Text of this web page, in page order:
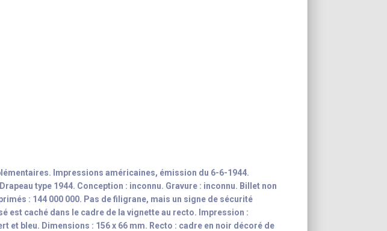
Impressions américaines, émission du 6-6-1944.
type 1944. Conception : inconnu. Gravure : inconnu. Billet non
: 144 000 000. Pas de filigrane, mais un signe de sécurité
est caché dans le cadre de la vignette au recto. Impression :
et bleu. Dimensions : 156 x 66 mm. Recto : cadre en noir décoré de